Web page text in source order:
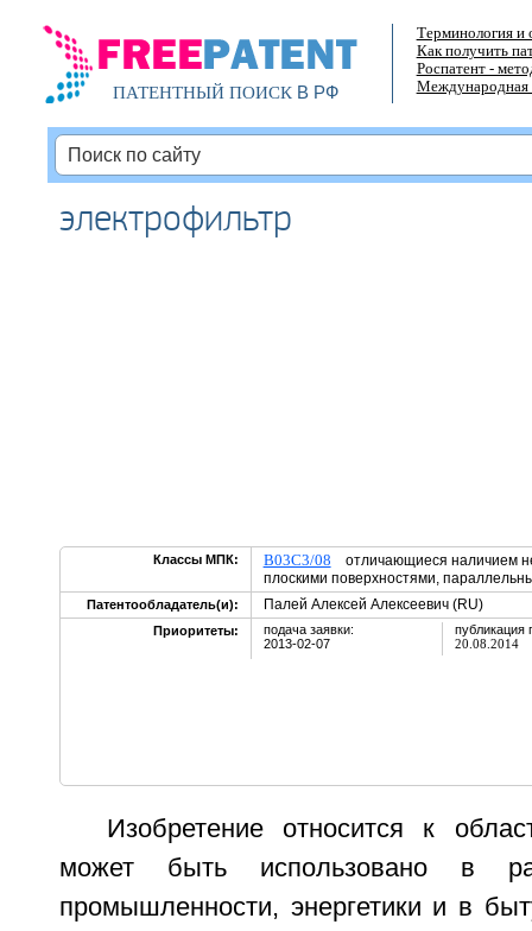
ПАТЕНТНЫЙ ПОИСКВ РФ
Терминология и
Как получить
Роспатент -
Международная
электрофильтр
Классы МПК: B03C3/08 отличающиеся наличием
плоскими поверхностями,
Патентообладатель(и): Палей Алексей Алексеевич (RU)
Приоритеты:
подача заявки:
2013-02-07
публикация
20.08.2014
Изобретение относится к
может быть использовано в
промышленности, энергетики и в